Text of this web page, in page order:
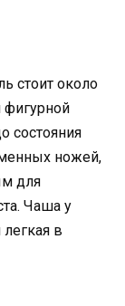
стоит около
состояния
ножей,
для
Чаша у
в